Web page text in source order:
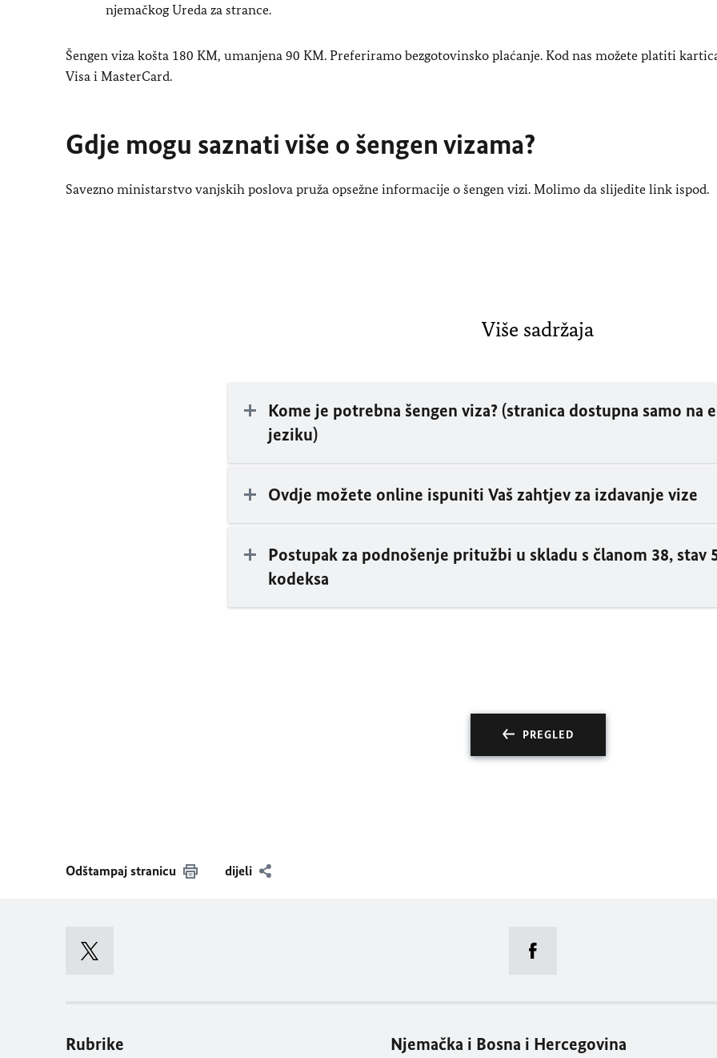
njemačkog Ureda za strance.
Šengen viza košta 180 KM, umanjena 90 KM. Preferiramo bezgotovinsko plaćanje. Kod nas možete platiti
Visa i MasterCard.
Gdje mogu saznati više o šengen vizama?
Savezno ministarstvo vanjskih poslova pruža opsežne informacije o šengen vizi. Molimo da slijedite link ispod.
Više sadržaja
Kome je potrebna šengen viza? (stranica dostupna samo na
jeziku)
Ovdje možete online ispuniti Vaš zahtjev za izdavanje vize
Postupak za podnošenje pritužbi u skladu s članom 38, stav
kodeksa
PREGLED
Odštampaj stranicu dijeli
Rubrike Njemačka i Bosna i Hercegovina